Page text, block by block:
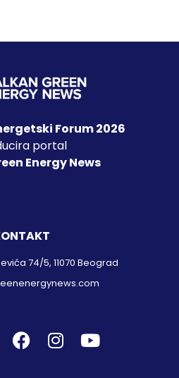
Forum 2026
portal
Energy News
74/5, 11070 Beograd